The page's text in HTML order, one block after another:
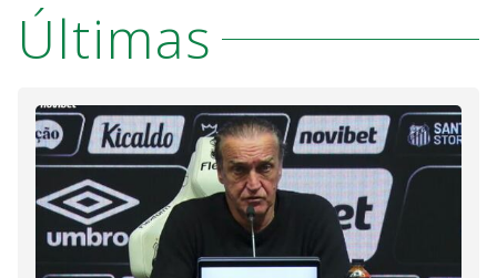
Últimas